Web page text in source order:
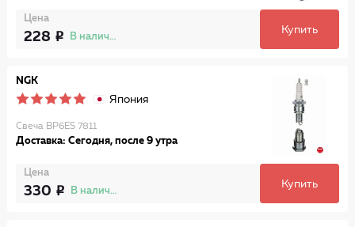
Цена
228 В наличии
Купить
NGK
Япония
Свеча BP6ES 7811
Доставка: Сегодня, после 9 утра
Цена
330 В наличии
Купить